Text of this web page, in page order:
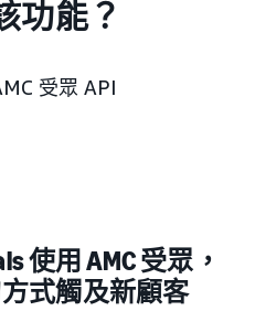
功能？
受眾 API
使用 AMC 受眾，
式觸及新顧客